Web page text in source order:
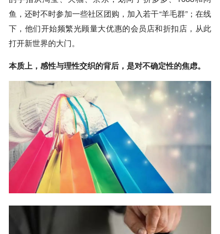
鱼，还时不时参加一些社区团购，加入若干“羊毛群”；在线
下，他们开始频繁光顾量大优惠的会员店和折扣店，从此
打开新世界的大门。
本质上，感性与理性交织的背后，是对不确定性的焦虑。